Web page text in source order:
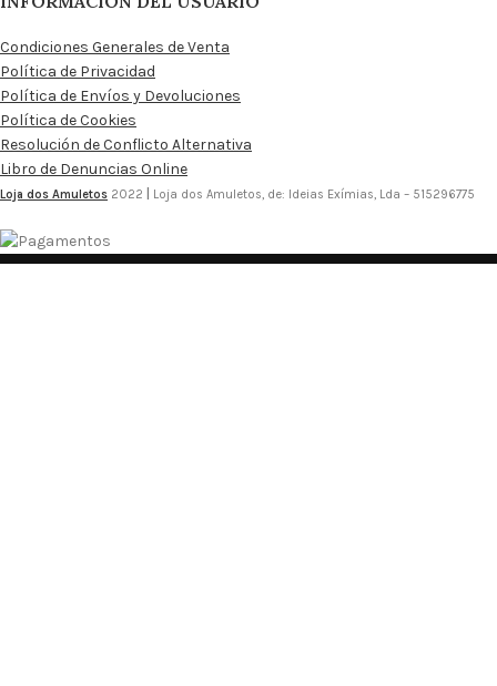
Condiciones Generales de Venta
Política de Privacidad
Política de Envíos y Devoluciones
Política de Cookies
Resolución de Conflicto Alternativa
Libro de Denuncias Online
Loja dos Amuletos 2022 Loja dos Amuletos, de: Ideias Exímias, Lda – 515296775